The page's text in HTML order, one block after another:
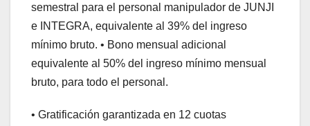
semestral para el personal manipulador de JUNJI
e INTEGRA, equivalente al 39% del ingreso
mínimo bruto. • Bono mensual adicional
equivalente al 50% del ingreso mínimo mensual
bruto, para todo el personal.
• Gratificación garantizada en 12 cuotas